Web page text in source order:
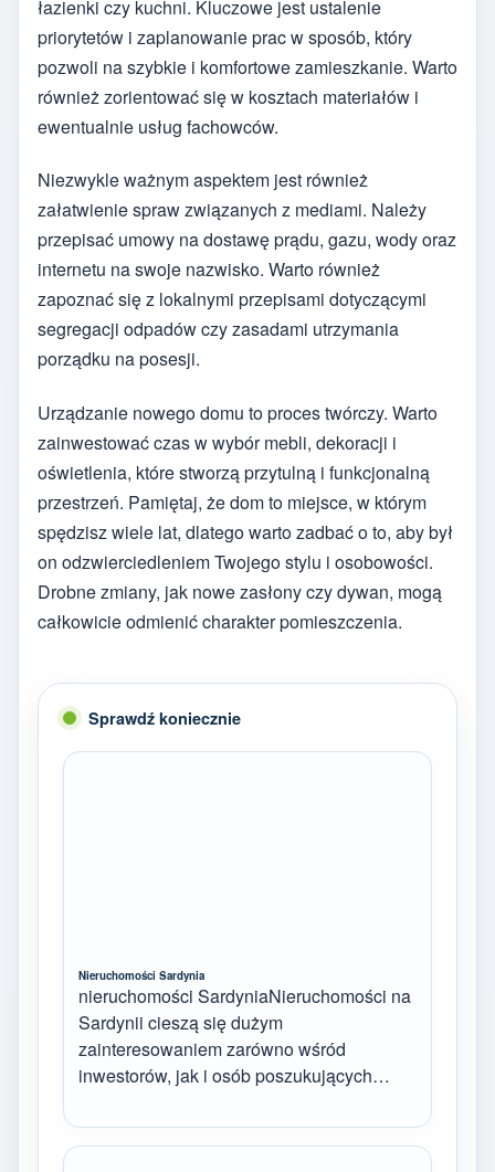
łazienki czy kuchni. Kluczowe jest ustalenie
priorytetów i zaplanowanie prac w sposób, który
pozwoli na szybkie i komfortowe zamieszkanie. Warto
również zorientować się w kosztach materiałów i
ewentualnie usług fachowców.
Niezwykle ważnym aspektem jest również
załatwienie spraw związanych z mediami. Należy
przepisać umowy na dostawę prądu, gazu, wody oraz
internetu na swoje nazwisko. Warto również
zapoznać się z lokalnymi przepisami dotyczącymi
segregacji odpadów czy zasadami utrzymania
porządku na posesji.
Urządzanie nowego domu to proces twórczy. Warto
zainwestować czas w wybór mebli, dekoracji i
oświetlenia, które stworzą przytulną i funkcjonalną
przestrzeń. Pamiętaj, że dom to miejsce, w którym
spędzisz wiele lat, dlatego warto zadbać o to, aby był
on odzwierciedleniem Twojego stylu i osobowości.
Drobne zmiany, jak nowe zasłony czy dywan, mogą
całkowicie odmienić charakter pomieszczenia.
Sprawdź koniecznie
Nieruchomości Sardynia
nieruchomości SardyniaNieruchomości na
Sardynii cieszą się dużym
zainteresowaniem zarówno wśród
inwestorów, jak i osób poszukujących…